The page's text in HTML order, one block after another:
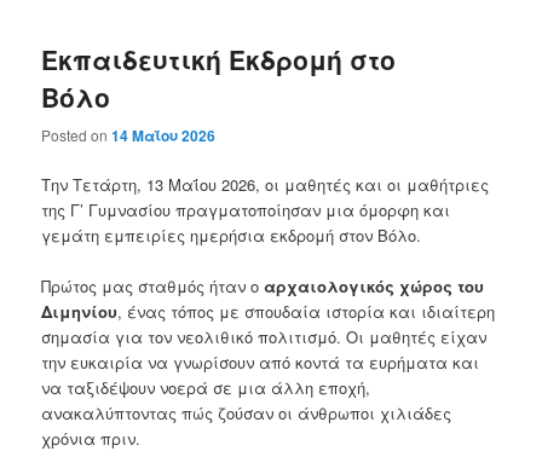
Εκπαιδευτική Εκδρομή στο
Βόλο
Posted on14 Μαΐου 2026
Την Τετάρτη, 13 Μαΐου 2026, οι μαθητές και οι μαθήτριες
της Γ’ Γυμνασίου πραγματοποίησαν μια όμορφη και
γεμάτη εμπειρίες ημερήσια εκδρομή στον Βόλο.
Πρώτος μας σταθμός ήταν οαρχαιολογικός χώρος του
Διμηνίου, ένας τόπος με σπουδαία ιστορία και ιδιαίτερη
σημασία για τον νεολιθικό πολιτισμό. Οι μαθητές είχαν
την ευκαιρία να γνωρίσουν από κοντά τα ευρήματα και
να ταξιδέψουν νοερά σε μια άλλη εποχή,
ανακαλύπτοντας πώς ζούσαν οι άνθρωποι χιλιάδες
χρόνια πριν.